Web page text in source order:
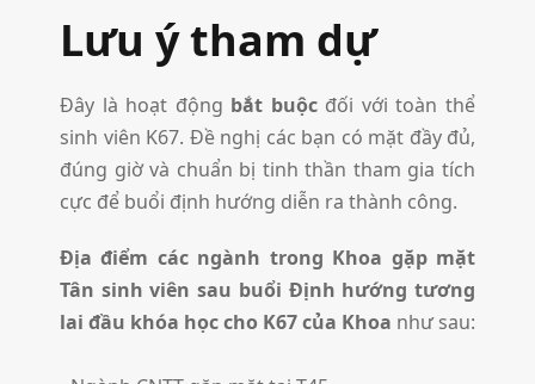
Lưu ý tham dự
Đây là hoạt động bắt buộcđối với toàn thể
sinh viên K67. Đề nghị các bạn có mặt đầy đủ,
đúng giờ và chuẩn bị tinh thần tham gia tích
cực để buổi định hướng diễn ra thành công.
Địa điểm các ngành trong Khoa gặp mặt
Tân sinh viên sau buổi Định hướng tương
lai đầu khóa học cho K67 của Khoa như sau: